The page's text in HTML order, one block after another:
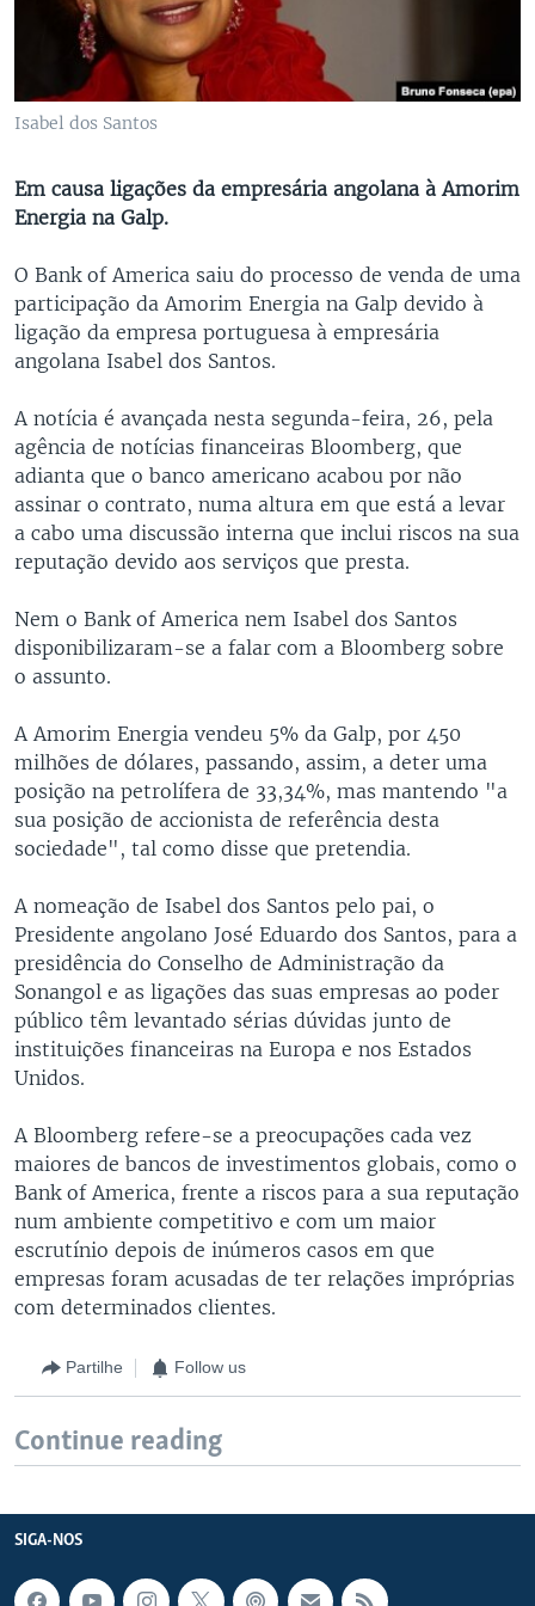
Isabel dos Santos
Em causa ligações da empresária angolana à Amorim
Energia na Galp.
O Bank of America saiu do processo de venda de uma
participação da Amorim Energia na Galp devido à
ligação da empresa portuguesa à empresária
angolana Isabel dos Santos.
A notícia é avançada nesta segunda-feira, 26, pela
agência de notícias financeiras Bloomberg, que
adianta que o banco americano acabou por não
assinar o contrato, numa altura em que está a levar
a cabo uma discussão interna que inclui riscos na sua
reputação devido aos serviços que presta.
Nem o Bank of America nem Isabel dos Santos
disponibilizaram-se a falar com a Bloomberg sobre
o assunto.
A Amorim Energia vendeu 5% da Galp, por 450
milhões de dólares, passando, assim, a deter uma
posição na petrolífera de 33,34%, mas mantendo "a
sua posição de accionista de referência desta
sociedade", tal como disse que pretendia.
A nomeação de Isabel dos Santos pelo pai, o
Presidente angolano José Eduardo dos Santos, para a
presidência do Conselho de Administração da
Sonangol e as ligações das suas empresas ao poder
público têm levantado sérias dúvidas junto de
instituições financeiras na Europa e nos Estados
Unidos.
A Bloomberg refere-se a preocupações cada vez
maiores de bancos de investimentos globais, como o
Bank of America, frente a riscos para a sua reputação
num ambiente competitivo e com um maior
escrutínio depois de inúmeros casos em que
empresas foram acusadas de ter relações impróprias
com determinados clientes.
Partilhe Follow us
Continue reading
SIGA-NOS